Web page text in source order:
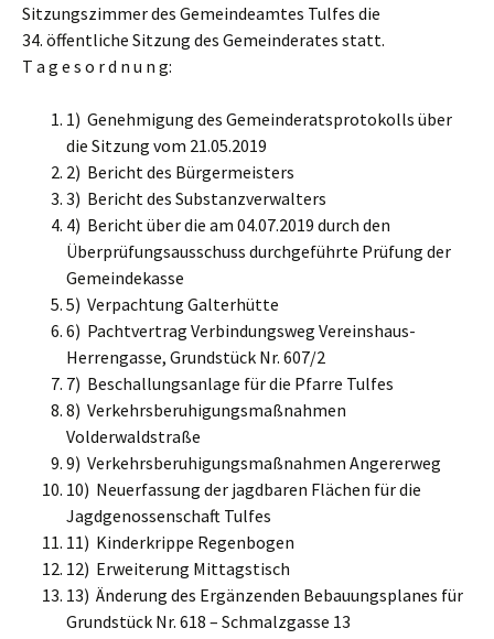
Sitzungszimmer des Gemeindeamtes Tulfes die
34. öffentliche Sitzung des Gemeinderates statt.
T a g e s o r d n u n g:
1) Genehmigung des Gemeinderatsprotokolls über
die Sitzung vom 21.05.2019
2) Bericht des Bürgermeisters
3) Bericht des Substanzverwalters
4) Bericht über die am 04.07.2019 durch den
Überprüfungsausschuss durchgeführte Prüfung der
Gemeindekasse
5) Verpachtung Galterhütte
6) Pachtvertrag Verbindungsweg Vereinshaus-
Herrengasse, Grundstück Nr. 607/2
7) Beschallungsanlage für die Pfarre Tulfes
8) Verkehrsberuhigungsmaßnahmen
Volderwaldstraße
9) Verkehrsberuhigungsmaßnahmen Angererweg
10) Neuerfassung der jagdbaren Flächen für die
Jagdgenossenschaft Tulfes
11) Kinderkrippe Regenbogen
12) Erweiterung Mittagstisch
13) Änderung des Ergänzenden Bebauungsplanes für
Grundstück Nr. 618 – Schmalzgasse 13